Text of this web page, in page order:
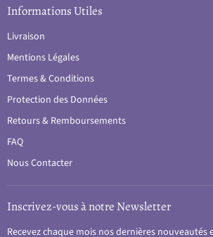
Informations Utiles
Livraison
Mentions Légales
Termes & Conditions
Protection des Données
Retours & Remboursements
FAQ
Nous Contacter
Inscrivez-vous à notre Newsletter
Recevez chaque mois nos dernières nouveautés